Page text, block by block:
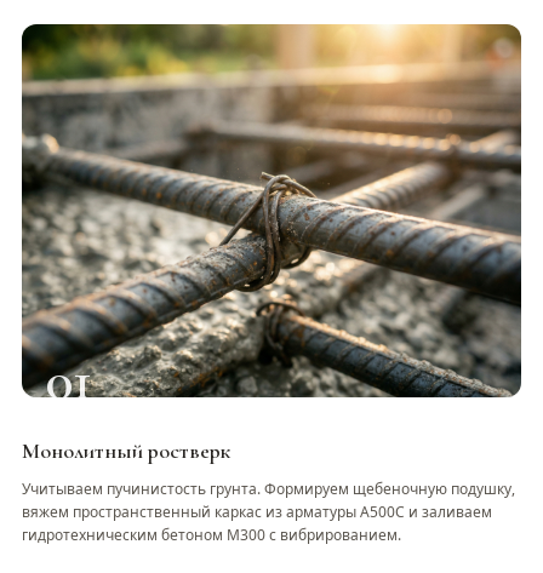
01
Монолитный ростверк
Учитываем пучинистость грунта. Формируем щебеночную подушку,
вяжем пространственный каркас из арматуры А500С и заливаем
гидротехническим бетоном М300 с вибрированием.